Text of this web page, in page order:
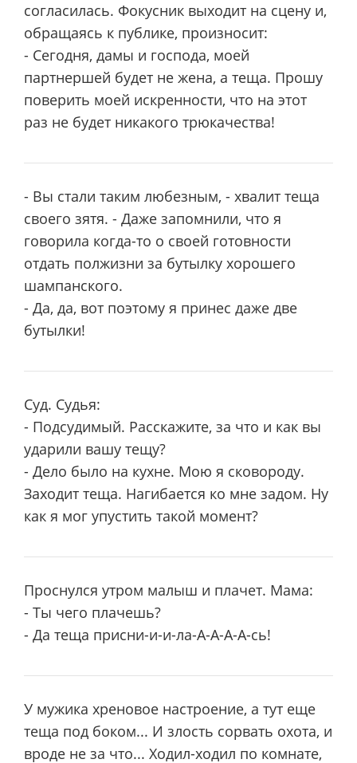
согласилась. Фокусник выходит на сцену и,
обращаясь к публике, произносит:
- Сегодня, дамы и господа, моей
партнершей будет не жена, а теща. Прошу
поверить моей искренности, что на этот
раз не будет никакого трюкачества!
- Вы стали таким любезным, - хвалит теща
своего зятя. - Даже запомнили, что я
говорила когда-то о своей готовности
отдать полжизни за бутылку хорошего
шампанского.
- Да, да, вот поэтому я принес даже две
бутылки!
Суд. Судья:
- Подсудимый. Расскажите, за что и как вы
ударили вашу тещу?
- Дело было на кухне. Мою я сковороду.
Заходит теща. Нагибается ко мне задом. Ну
как я мог упустить такой момент?
Проснулся утром малыш и плачет. Мама:
- Ты чего плачешь?
- Да теща присни-и-и-ла-А-А-А-А-сь!
У мужика хреновое настроение, а тут еще
теща под боком... И злость сорвать охота, и
вроде не за что... Ходил-ходил по комнате,